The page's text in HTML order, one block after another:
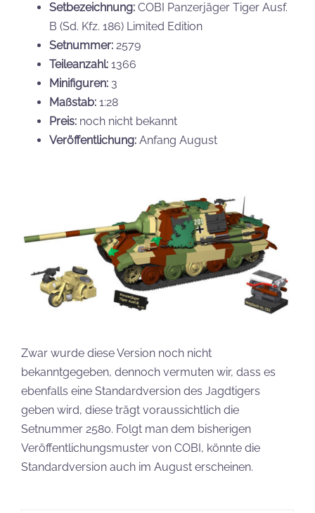
Setbezeichnung: COBI Panzerjäger Tiger Ausf.
B (Sd. Kfz. 186) Limited Edition
Setnummer: 2579
Teileanzahl: 1366
Minifiguren: 3
Maßstab: 1:28
Preis: noch nicht bekannt
Veröffentlichung: Anfang August
Zwar wurde diese Version noch nicht
bekanntgegeben, dennoch vermuten wir, dass es
ebenfalls eine Standardversion des Jagdtigers
geben wird, diese trägt voraussichtlich die
Setnummer 2580. Folgt man dem bisherigen
Veröffentlichungsmuster von COBI, könnte die
Standardversion auch im August erscheinen.